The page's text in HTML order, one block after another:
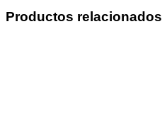
Productos relacionados